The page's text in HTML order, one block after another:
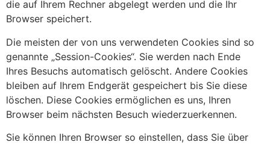
die auf Ihrem Rechner abgelegt werden und die Ihr
Browser speichert.
Die meisten der von uns verwendeten Cookies sind so
genannte „Session-Cookies“. Sie werden nach Ende
Ihres Besuchs automatisch gelöscht. Andere Cookies
bleiben auf Ihrem Endgerät gespeichert bis Sie diese
löschen. Diese Cookies ermöglichen es uns, Ihren
Browser beim nächsten Besuch wiederzuerkennen.
Sie können Ihren Browser so einstellen, dass Sie über